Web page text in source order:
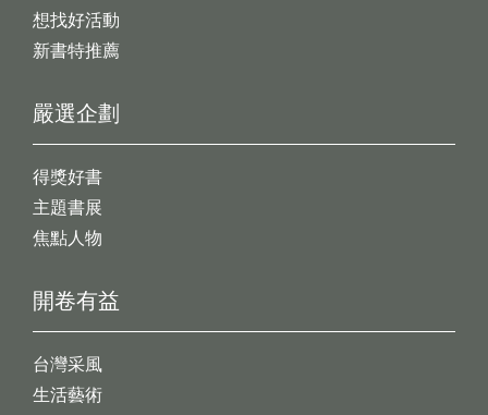
想找好活動
新書特推薦
開卷有益
台灣采風
生活藝術
嚴選企劃
得獎好書
主題書展
焦點人物